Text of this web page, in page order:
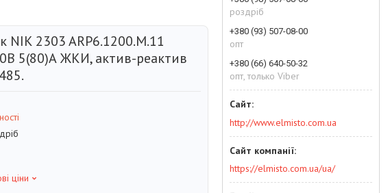
NIK 2303 ARP6.1200.M.11
5(80)А ЖКИ, актив-реактив
ціни
роздріб
+380 (93) 507-08-00
опт
+380 (66) 640-50-32
опт, только Viber
http://www.elmisto.com.ua
https://elmisto.com.ua/ua/